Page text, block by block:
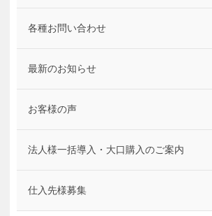
各種お問い合わせ
最新のお知らせ
お客様の声
法人様一括導入・大口購入のご案内
仕入先様募集